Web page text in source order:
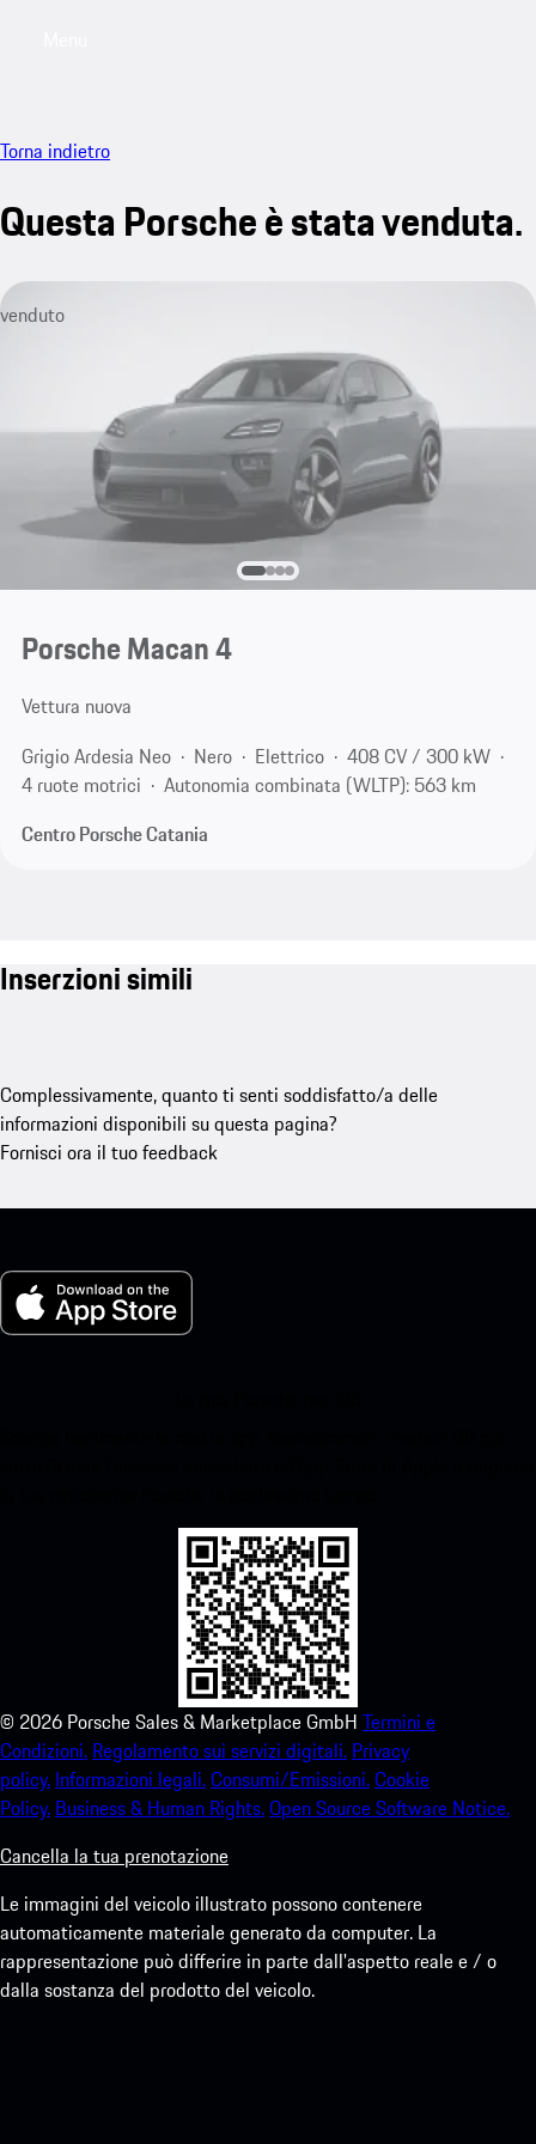
Torna indietro
Questa Porsche è stata venduta.
venduto
Porsche Macan 4
Vettura nuova
Grigio Ardesia Neo
Nero Elettrico
408 CV / 300 kW
4 ruote motrici
Autonomia combinata (WLTP): 563 km
Centro Porsche Catania
Inserzioni simili
Complessivamente, quanto ti senti soddisfatto/a delle
informazioni disponibili su questa pagina?
Fornisci ora il tuo feedback
© 2026 Porsche Sales & Marketplace GmbH Termini e
Condizioni. Regolamento sui servizi digitali. Privacy
policy. Informazioni legali.Consumi/Emissioni.Cookie
Policy. Business & Human Rights.Open Source Software Notice.
Cancella la tua prenotazione
Le immagini del veicolo illustrato possono contenere
automaticamente materiale generato da computer. La
rappresentazione può differire in parte dall'aspetto reale e / o
dalla sostanza del prodotto del veicolo.